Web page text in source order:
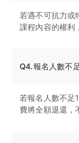
若遇不可抗力或
課程內容的權利
Q4.報名人數不
若報名人數不足
費將全額退還，